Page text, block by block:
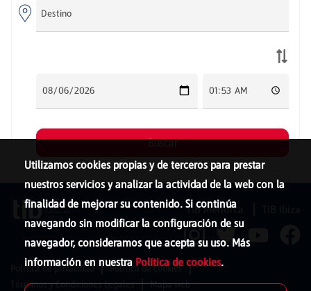
Utilizamos cookies propias y de terceros para prestar
nuestros servicios y analizar la actividad de la web con la
finalidad de mejorar su contenido. Si continúa
navegando sin modificar la configuración de su
navegador, consideramos que acepta su uso. Más
información en nuestra Política de cookies.
TIB Menorca
Política de privacidad
Política de cookies
Términos y Condiciones Legales
Mapa web